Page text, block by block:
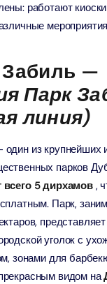
работают
Забиль —
Парк
линия)
один из крупнейших
парков
всего 5 дирхамов,
Парк,
уголок с
зонами для
видом на